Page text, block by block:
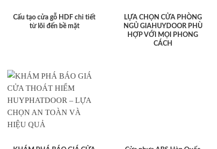
Cấu tạo cửa gỗ HDF chi tiết
từ lõi đến bề mặt
LỰA CHỌN CỬA PHÒNG
NGỦ GIAHUYDOOR PHÙ
HỢP VỚI MỌI PHONG
CÁCH